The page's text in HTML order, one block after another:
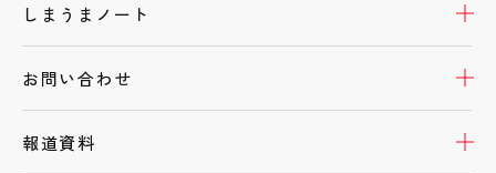
しまうまノート
お問い合わせ
報道資料